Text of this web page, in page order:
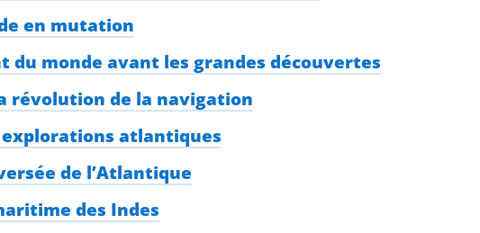
en mutation
du monde avant les grandes découvertes
révolution de la navigation
explorations atlantiques
de l’Atlantique
des Indes